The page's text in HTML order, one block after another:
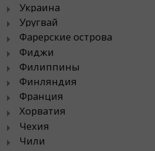
Украина
Уругвай
Фарерские острова
Фиджи
Филиппины
Финляндия
Франция
Хорватия
Чехия
Чили